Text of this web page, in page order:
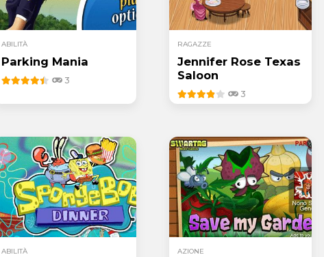
ABILITÀ
Parking Mania
3
RAGAZZE
Jennifer Rose Texas
Saloon
3
ABILITÀ AZIONE